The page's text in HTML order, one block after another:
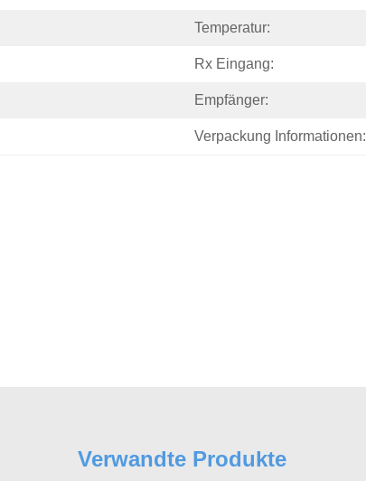
Temperatur:
Rx Eingang:
Empfänger:
Verpackung Informationen:
Verwandte Produkte